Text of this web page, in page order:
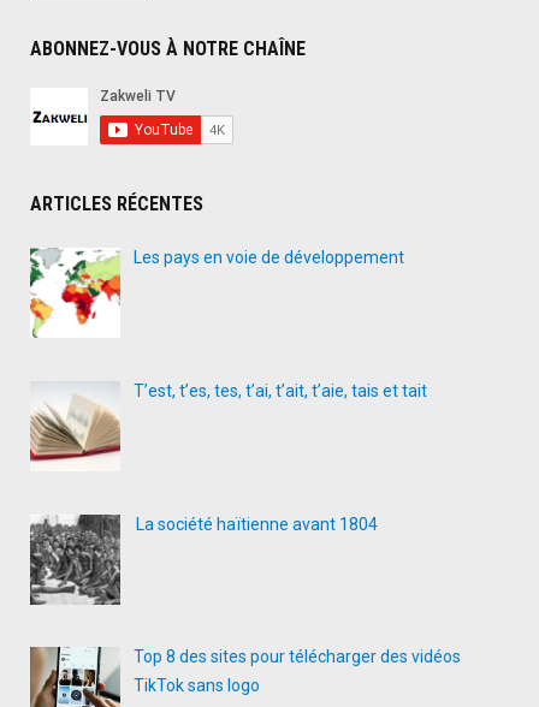
ABONNEZ-VOUS À NOTRE CHAÎNE
ARTICLES RÉCENTES
Les pays en voie de développement
T’est, t’es, tes, t’ai, t’ait, t’aie, tais et tait
La société haïtienne avant 1804
Top 8 des sites pour télécharger des vidéos
TikTok sans logo